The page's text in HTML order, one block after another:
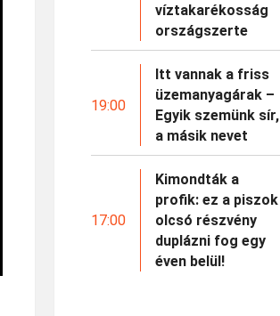
víztakarékosság
országszerte
19:00
Itt vannak a friss
üzemanyagárak –
Egyik szemünk sír,
a másik nevet
17:00
Kimondták a
profik: ez a piszok
olcsó részvény
duplázni fog egy
éven belül!